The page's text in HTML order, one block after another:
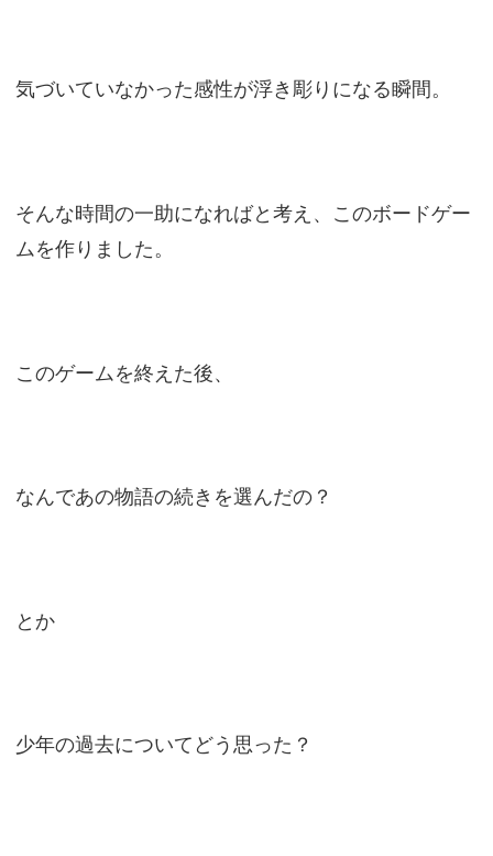
気づいていなかった感性が浮き彫りになる瞬間。
そんな時間の一助になればと考え、このボードゲー
ムを作りました。
このゲームを終えた後、
なんであの物語の続きを選んだの？
とか
少年の過去についてどう思った？